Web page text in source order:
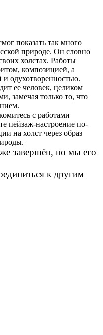
показать так много
природе. Он словно
холстах. Работы
композицией, а
и одухотворенностью.
ее человек, целиком
замечая только то, что
с работами
пейзаж-настроение по-
на холст через образ
завершён, но мы его
к другим